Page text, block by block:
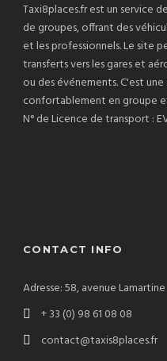
Taxi8places.fr est un service
de groupes, offrant des
et les professionnels. Le site
transferts vers les gares et
ou des événements. C'est
confortablement en groupe
N° de Licence de transport :
CONTACT INFO
Adresse: 58, avenue
+ 33 (0) 98 61 08 08
contact@taxis8places.fr